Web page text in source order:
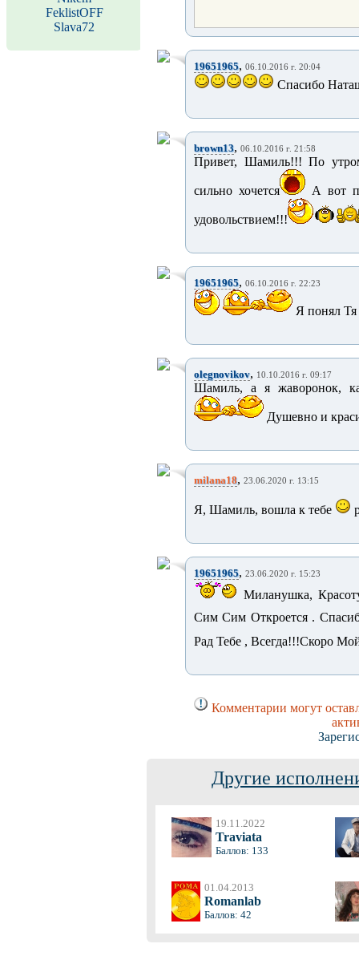
FeklistOFF
Slava72
19651965, 06.10.2016 г. 20:04
Спасибо
brown13, 06.10.2016 г. 21:58
Привет, Шамиль!!! По
сильно хочется А вот
удовольствием!!!
19651965, 06.10.2016 г. 22:23
Я понял Тя
olegnovikov, 10.10.2016 г. 09:17
Шамиль, а я жаворонок,
Душевно и
milana18, 23.06.2020 г. 13:15
Я, Шамиль, вошла к тебе
19651965, 23.06.2020 г. 15:23
Миланушка,
Сим Сим Откроется .
Рад Тебе , Всегда!!!Скоро
Комментарии могут
Другие
19.11.2022
Traviata
Баллов: 133
01.04.2013
Romanlab
Баллов: 42